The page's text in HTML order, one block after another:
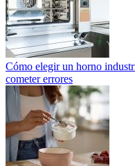
Cómo elegir un horno
cometer errores